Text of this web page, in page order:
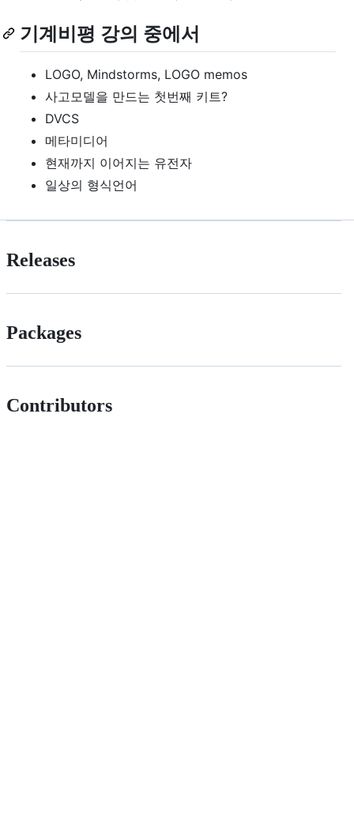
기계비평 강의 중에서
LOGO, Mindstorms, LOGO memos
사고모델을 만드는 첫번째 키트?
DVCS
메타미디어
현재까지 이어지는 유전자
일상의 형식언어
Releases
Packages
Contributors